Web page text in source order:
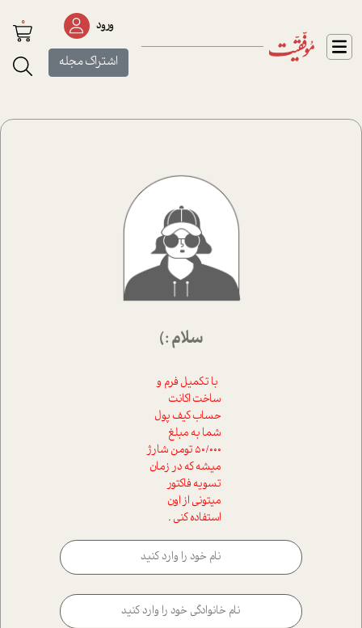
ورود
اشتراک مجله
0
سلام :)
با تکمیل فرم و
ساخت اکانت
حساب کیف پول
شما به مبلغ
50/000 تومن شارژ
میشه که در زمان
تسویه فاکتور
میتونی از اون
استفاده کنی .